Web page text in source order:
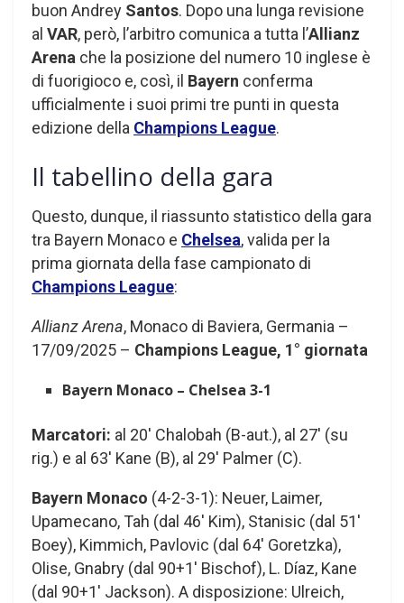
buon Andrey Santos. Dopo una lunga revisione
al VAR, però, l’arbitro comunica a tutta l’Allianz
Arena che la posizione del numero 10 inglese è
di fuorigioco e, così, il Bayern conferma
ufficialmente i suoi primi tre punti in questa
edizione della Champions League.
Il tabellino della gara
Questo, dunque, il riassunto statistico della gara
tra Bayern Monaco e Chelsea, valida per la
prima giornata della fase campionato di
Champions League:
Allianz Arena, Monaco di Baviera, Germania –
17/09/2025 – Champions League, 1° giornata
Bayern Monaco – Chelsea 3-1
Marcatori: al 20′ Chalobah (B-aut.), al 27′ (su
rig.) e al 63′ Kane (B), al 29′ Palmer (C).
Bayern Monaco (4-2-3-1): Neuer, Laimer,
Upamecano, Tah (dal 46′ Kim), Stanisic (dal 51′
Boey), Kimmich, Pavlovic (dal 64′ Goretzka),
Olise, Gnabry (dal 90+1′ Bischof), L. Díaz, Kane
(dal 90+1′ Jackson). A disposizione: Ulreich,